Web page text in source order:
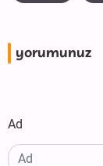
yorumunuz
Ad